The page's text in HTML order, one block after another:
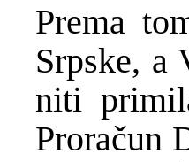
Prema
Srpske, a
niti
Proračun